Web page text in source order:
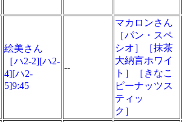
絵美さん
［ハ2-2][ハ2-
4][ハ2-
5]9:45
--
マカロンさん
［パン・スペ
シオ］［抹茶
大納言ホワイ
ト］［きなこ
ピーナッツス
ティッ
ク］